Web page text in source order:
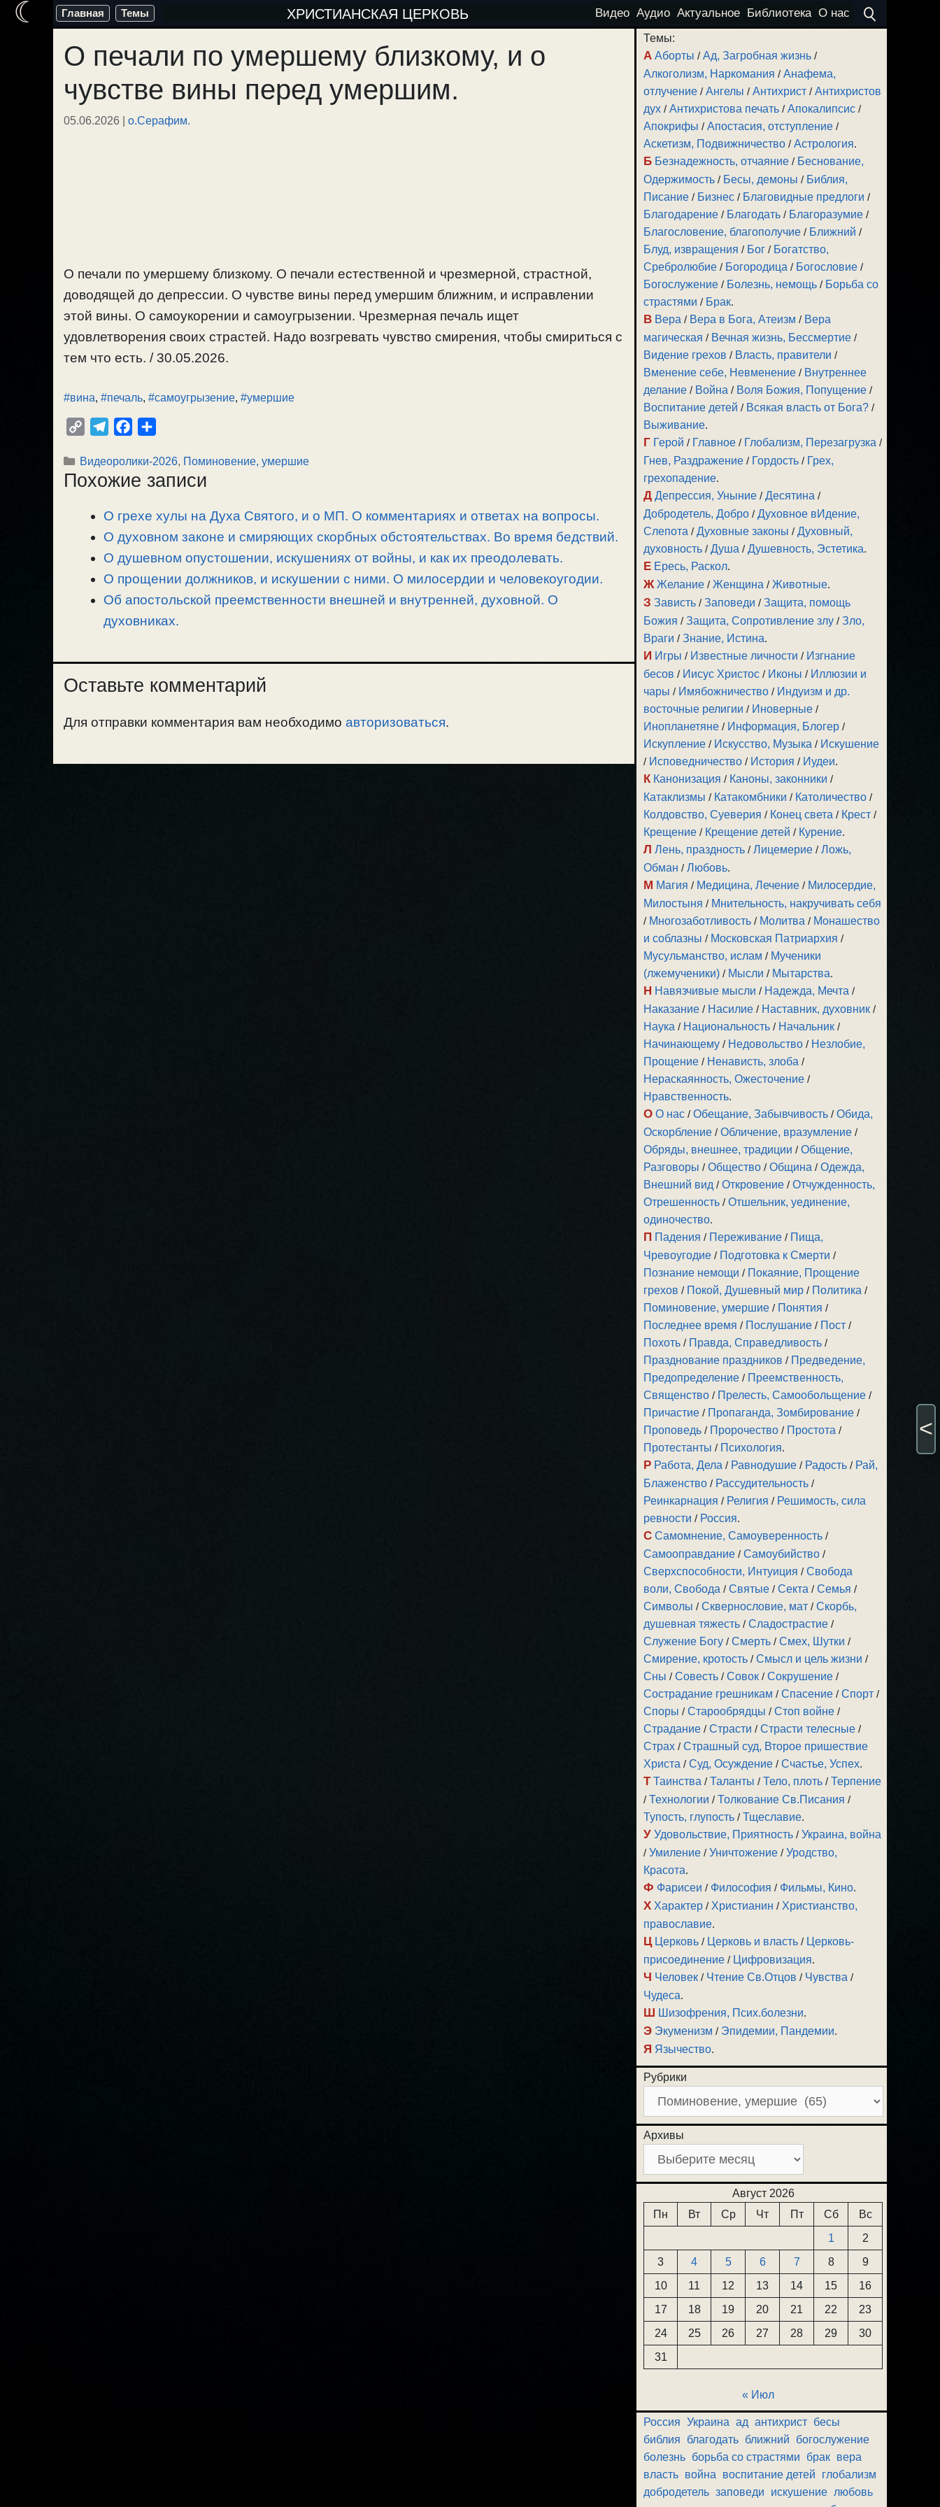
Перейти
содержимому
Главная Темы ХРИСТИАНСКАЯ ЦЕРКОВЬ Видео Аудио Актуальное Библиотека О нас
О печали по умершему близкому, и о
чувстве вины перед умершим.
05.06.2026 | о.Серафим.
О печали по умершему близкому. О печали естественной и чрезмерной, страстной,
доводящей до депрессии. О чувстве вины перед умершим ближним, и исправлении
этой вины. О самоукорении и самоугрызении. Чрезмерная печаль ищет
удовлетворения своих страстей. Надо возгревать чувство смирения, чтобы смириться с
тем что есть. / 30.05.2026.
#вина, #печаль, #самоугрызение, #умершие
p
y
l
e
r
a
m
c
e
o
o
k
п
р
в
и
т
Рубрики
Видеоролики-2026, Поминовение, умершие
Похожие записи
О грехе хулы на Духа Святого, и о МП. О комментариях и ответах на вопросы.
О духовном законе и смиряющих скорбных обстоятельствах. Во время бедствий.
О душевном опустошении, искушениях от войны, и как их преодолевать.
О прощении должников, и искушении с ними. О милосердии и человекоугодии.
Об апостольской преемственности внешней и внутренней, духовной. О
духовниках.
Оставьте комментарий
Для отправки комментария вам необходимо авторизоваться.
Темы:
А Аборты /Ад, Загробная жизнь /
Алкоголизм, Наркомания /Анафема,
отлучение /Ангелы /Антихрист /Антихристов
дух /Антихристова печать /Апокалипсис /
Апокрифы /Апостасия, отступление /
Аскетизм, Подвижничество /Астрология.
Б Безнадежность, отчаяние / Беснование,
Одержимость / Бесы, демоны / Библия,
Писание / Бизнес / Благовидные предлоги /
Благодарение / Благодать / Благоразумие /
Благословение, благополучие / Ближний /
Блуд, извращения / Бог / Богатство,
Сребролюбие / Богородица / Богословие /
Богослужение / Болезнь, немощь / Борьба со
страстями / Брак.
В Вера / Вера в Бога, Атеизм / Вера
магическая / Вечная жизнь, Бессмертие /
Видение грехов / Власть, правители /
Вменение себе, Невменение / Внутреннее
делание / Война / Воля Божия, Попущение /
Воспитание детей / Всякая власть от Бога? /
Выживание.
Г Герой / Главное / Глобализм, Перезагрузка /
Гнев, Раздражение / Гордость / Грех,
грехопадение.
Д Депрессия, Уныние /Десятина /
Добродетель, Добро /Духовное вИдение,
Слепота /Духовные законы /Духовный,
духовность /Душа /Душевность, Эстетика.
Е Ересь, Раскол.
Ж Желание /Женщина /Животные.
З Зависть /Заповеди /Защита, помощь
Божия /Защита, Сопротивление злу /Зло,
Враги /Знание, Истина.
И Игры / Известные личности / Изгнание
бесов / Иисус Христос / Иконы / Иллюзии и
чары / Имябожничество / Индуизм и др.
восточные религии / Иноверные /
Инопланетяне / Информация, Блогер /
Искупление / Искусство, Музыка / Искушение
/ Исповедничество / История / Иудеи.
К Канонизация / Каноны, законники /
Катаклизмы / Катакомбники / Католичество /
Колдовство, Суеверия / Конец света / Крест /
Крещение / Крещение детей / Курение.
Л Лень, праздность /Лицемерие /Ложь,
Обман /Любовь.
М Магия / Медицина, Лечение / Милосердие,
Милостыня / Мнительность, накручивать себя
/ Многозаботливость / Молитва / Монашество
и соблазны / Московская Патриархия /
Мусульманство, ислам / Мученики
(лжемученики) / Мысли / Мытарства.
Н Навязчивые мысли / Надежда, Мечта /
Наказание / Насилие / Наставник, духовник /
Наука / Национальность / Начальник /
Начинающему / Недовольство / Незлобие,
Прощение / Ненависть, злоба /
Нераскаянность, Ожесточение /
Нравственность.
О О нас /Обещание, Забывчивость /Обида,
Оскорбление /Обличение, вразумление /
Обряды, внешнее, традиции /Общение,
Разговоры /Общество /Община /Одежда,
Внешний вид /Откровение /Отчужденность,
Отрешенность /Отшельник, уединение,
одиночество.
П Падения / Переживание / Пища,
Чревоугодие / Подготовка к Смерти /
Познание немощи / Покаяние, Прощение
грехов / Покой, Душевный мир / Политика /
Поминовение, умершие / Понятия /
Последнее время / Послушание / Пост /
Похоть / Правда, Справедливость /
Празднование праздников / Предведение,
Предопределение / Преемственность,
Священство / Прелесть, Самообольщение /
Причастие / Пропаганда, Зомбирование /
Проповедь / Пророчество / Простота /
Протестанты / Психология.
Р Работа, Дела / Равнодушие / Радость / Рай,
Блаженство / Рассудительность /
Реинкарнация / Религия / Решимость, сила
ревности / Россия.
С Самомнение, Самоуверенность /
Самооправдание /Самоубийство /
Сверхспособности, Интуиция /Свобода
воли, Свобода /Святые /Секта /Семья /
Символы /Сквернословие, мат /Скорбь,
душевная тяжесть /Сладострастие /
Служение Богу /Смерть /Смех, Шутки /
Смирение, кротость /Смысл и цель жизни /
Сны /Совесть /Совок /Сокрушение /
Сострадание грешникам /Спасение /Спорт /
Споры /Старообрядцы /Стоп войне /
Страдание /Страсти /Страсти телесные /
Страх /Страшный суд, Второе пришествие
Христа /Суд, Осуждение /Счастье, Успех.
Т Таинства /Таланты /Тело, плоть /Терпение
/Технологии /Толкование Св.Писания /
Тупость, глупость /Тщеславие.
У Удовольствие, Приятность /Украина, война
/Умиление /Уничтожение /Уродство,
Красота.
Ф Фарисеи / Философия / Фильмы, Кино.
Х Характер / Христианин / Христианство,
православие.
Ц Церковь / Церковь и власть / Церковь-
присоединение / Цифровизация.
Ч Человек / Чтение Св.Отцов / Чувства /
Чудеса.
Ш Шизофрения, Псих.болезни.
Э Экуменизм / Эпидемии, Пандемии.
Я Язычество.
Рубрики
Архивы
Август 2026
Пн
Вт Ср Чт Пт Сб
Вс
1
2
3
4 5 6 7 8
9
10
11 12 13 14 15
16
17
18 19 20 21 22
23
24
25 26 27 28 29
30
31
« Июл
Россия Украина ад антихрист бесы
библия
благодать ближний
богослужение
болезнь борьба со страстями брак вера
власть война воспитание детей
глобализм
добродетель заповеди искушение любовь
☾
<